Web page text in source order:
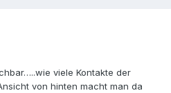
viele Kontakte der
von hinten macht man da